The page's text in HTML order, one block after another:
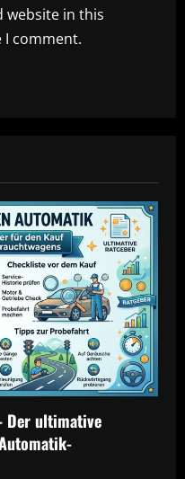
website in this
comment.
Der ultimative